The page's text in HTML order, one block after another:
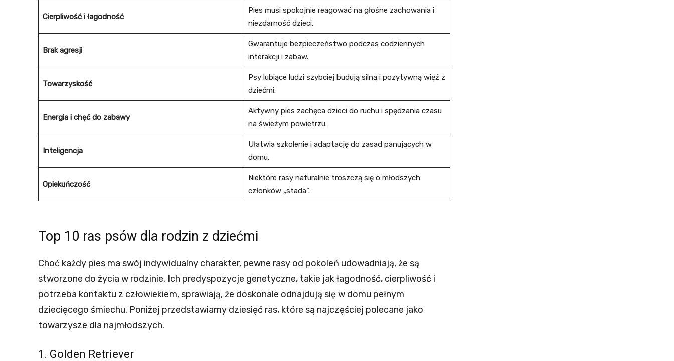
Cierpliwość i łagodność
Pies musi spokojnie reagować na głośne zachowania i
niezdarność dzieci.
Brak agresji
Gwarantuje bezpieczeństwo podczas codziennych
interakcji i zabaw.
Towarzyskość
Psy lubiące ludzi szybciej budują silną i pozytywną więź z
dziećmi.
Energia i chęć do zabawy
Aktywny pies zachęca dzieci do ruchu i spędzania czasu
na świeżym powietrzu.
Inteligencja
Ułatwia szkolenie i adaptację do zasad panujących w
domu.
Opiekuńczość
Niektóre rasy naturalnie troszczą się o młodszych
członków „stada”.
Top 10 ras psów dla rodzin z dziećmi
Choć każdy pies ma swój indywidualny charakter, pewne rasy od pokoleń udowadniają, że są
stworzone do życia w rodzinie. Ich predyspozycje genetyczne, takie jak łagodność, cierpliwość i
potrzeba kontaktu z człowiekiem, sprawiają, że doskonale odnajdują się w domu pełnym
dziecięcego śmiechu. Poniżej przedstawiamy dziesięć ras, które są najczęściej polecane jako
towarzysze dla najmłodszych.
1. Golden Retriever